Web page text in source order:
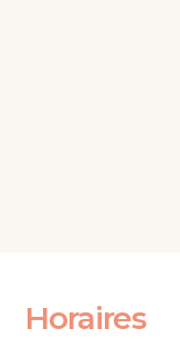
Horaires